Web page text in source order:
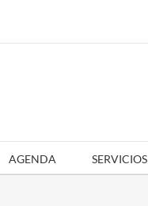
AGENDA SERVICIOS